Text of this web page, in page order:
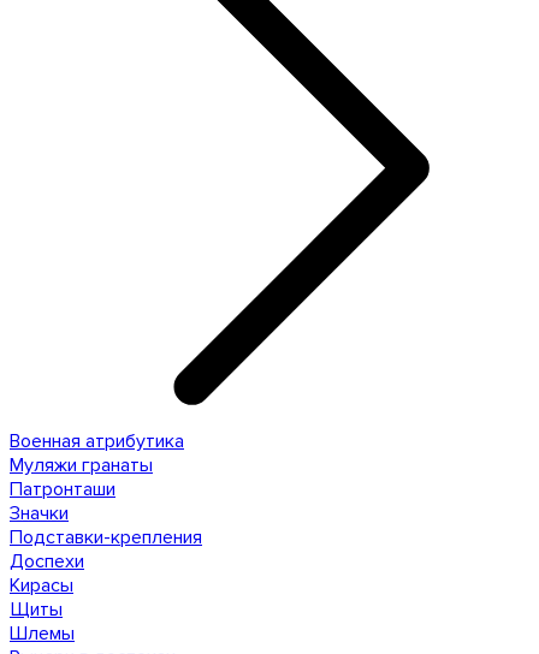
Военная атрибутика
Муляжи гранаты
Патронташи
Значки
Подставки-крепления
Доспехи
Кирасы
Щиты
Шлемы